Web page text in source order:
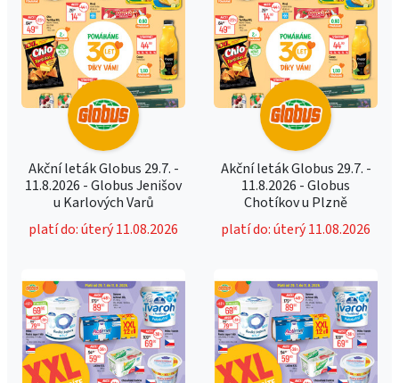
Akční leták Globus 29.7. -
11.8.2026 - Globus Jenišov
u Karlových Varů
platí do: úterý 11.08.2026
Akční leták Globus 29.7. -
11.8.2026 - Globus
Chotíkov u Plzně
platí do: úterý 11.08.2026